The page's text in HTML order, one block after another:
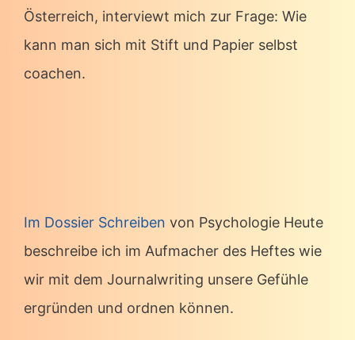
Österreich, interviewt mich zur Frage: Wie
kann man sich mit Stift und Papier selbst
coachen.
Im Dossier Schreiben von Psychologie Heute
beschreibe ich im Aufmacher des Heftes wie
wir mit dem Journalwriting unsere Gefühle
ergründen und ordnen können.